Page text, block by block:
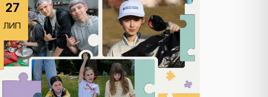
27
ЛИП